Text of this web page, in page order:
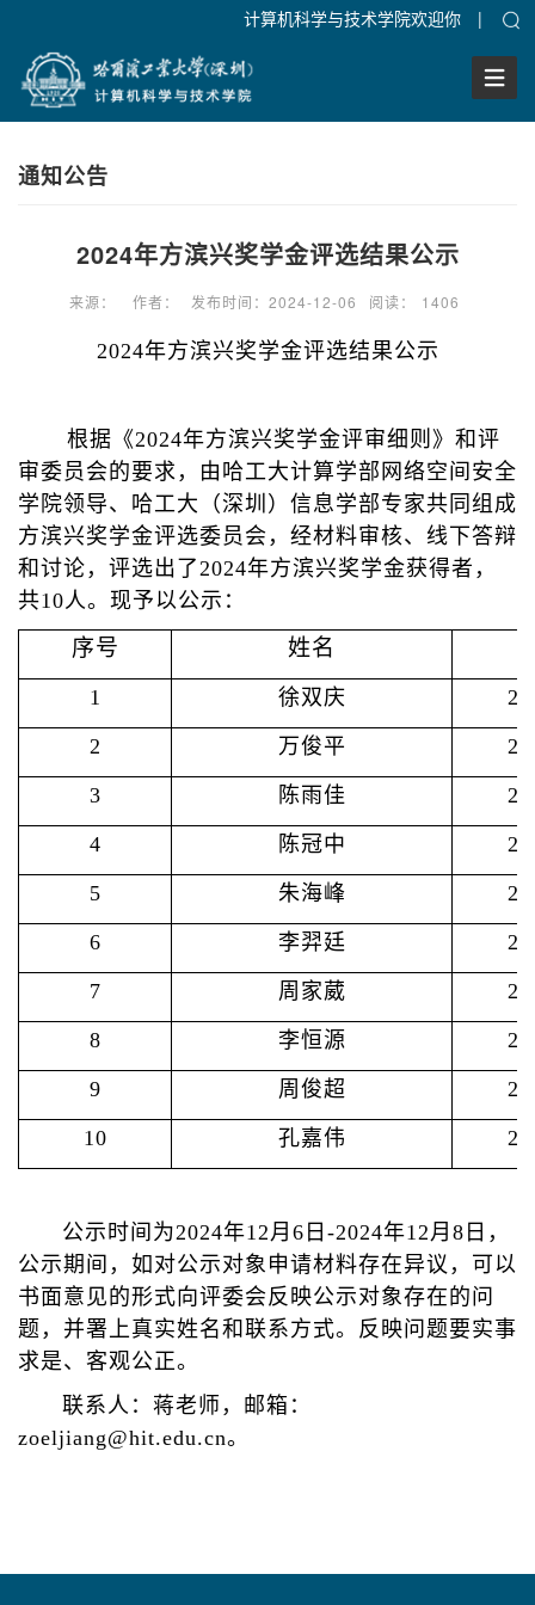
计算机科学与技术学院欢迎你 |
通知公告
2024年方滨兴奖学金评选结果公示
来源： 作者： 发布时间：2024-12-06 阅读： 1406
2024年方滨兴奖学金评选结果公示
根据《2024年方滨兴奖学金评审细则》和评
审委员会的要求，由哈工大计算学部网络空间安全
学院领导、哈工大（深圳）信息学部专家共同组成
方滨兴奖学金评选委员会，经材料审核、线下答辩
和讨论，评选出了2024年方滨兴奖学金获得者，
共10人。现予以公示：
序号 姓名
1 徐双庆
2 万俊平
3 陈雨佳
4 陈冠中
5 朱海峰
6 李羿廷
7 周家葳
8 李恒源
9 周俊超
10 孔嘉伟
公示时间为2024年12月6日-2024年12月8日，
公示期间，如对公示对象申请材料存在异议，可以
书面意见的形式向评委会反映公示对象存在的问
题，并署上真实姓名和联系方式。反映问题要实事
求是、客观公正。
联系人：蒋老师，邮箱：
zoeljiang@hit.edu.cn。